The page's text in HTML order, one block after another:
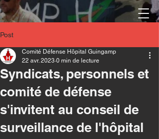
Post
Syndicats, personnels et
comité de défense
s'invitent au conseil de
surveillance de l'hôpital
Comité Défense Hôpital Guingamp
22 avr. 2023 0 min de lecture